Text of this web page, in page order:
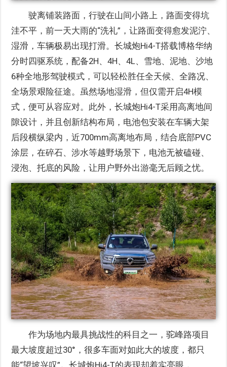
驶离铺装路面，行驶在山间小路上，路面变得坑
洼不平，前一天大雨的“洗礼”，让路面变得愈发泥泞、
湿滑，车辆极易出现打滑。长城炮Hi4-T搭载博格华纳
分时四驱系统，配备2H、4H、4L、雪地、泥地、沙地
6种全地形驾驶模式，可以轻松胜任全天候、全路况、
全场景艰险征途。虽然场地湿滑，但仅需开启4H模
式，便可从容应对。此外，长城炮Hi4-T采用高离地间
隙设计，并且创新结构布局，电池包安装在车辆大架
后段横纵梁内，近700mm高离地布局，结合底部PVC
涂层，在碎石、涉水等越野场景下，电池无被磕碰、
浸泡、托底的风险，让用户野外出游毫无后顾之忧。
作为场地内最具挑战性的科目之一，驼峰路项目
最大坡度超过30°，很多车面对如此大的坡度，都只
能“望坡兴叹”。长城炮Hi4-T的表现却着实亮眼，